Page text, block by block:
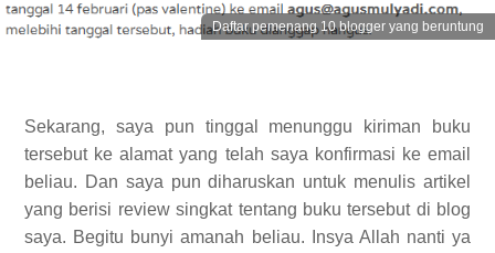
Daftar pemenang 10 blogger yang beruntung
Sekarang, saya pun tinggal menunggu kiriman buku
tersebut ke alamat yang telah saya konfirmasi ke email
beliau. Dan saya pun diharuskan untuk menulis artikel
yang berisi review singkat tentang buku tersebut di blog
saya. Begitu bunyi amanah beliau. Insya Allah nanti ya